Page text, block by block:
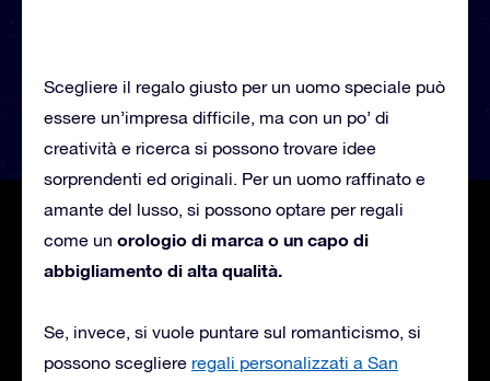
Scegliere il regalo giusto per un uomo speciale può
essere un’impresa difficile, ma con un po’ di
creatività e ricerca si possono trovare idee
sorprendenti ed originali. Per un uomo raffinato e
amante del lusso, si possono optare per regali
come un orologio di marca o un capo di
abbigliamento di alta qualità.
Se, invece, si vuole puntare sul romanticismo, si
possono scegliere regali personalizzati a San